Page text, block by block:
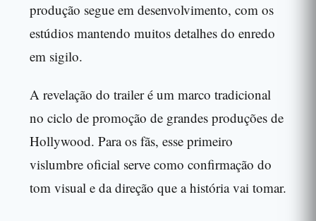
produção segue em desenvolvimento, com os
estúdios mantendo muitos detalhes do enredo
em sigilo.
A revelação do trailer é um marco tradicional
no ciclo de promoção de grandes produções de
Hollywood. Para os fãs, esse primeiro
vislumbre oficial serve como confirmação do
tom visual e da direção que a história vai tomar.